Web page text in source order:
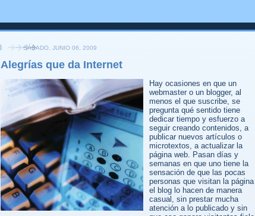
SÁBADO, JUNIO 06, 2009
Alegrías que da Internet
Hay ocasiones en que un
webmaster o un blogger, al
menos el que suscribe, se
pregunta qué sentido tiene
dedicar tiempo y esfuerzo a
seguir creando contenidos, a
publicar nuevos artículos o
microtextos, a actualizar la
página web. Pasan días y
semanas en que uno tiene la
sensación de que las pocas
personas que visitan la
el blog lo hacen de manera
casual, sin prestar mucha
atención a lo publicado y sin